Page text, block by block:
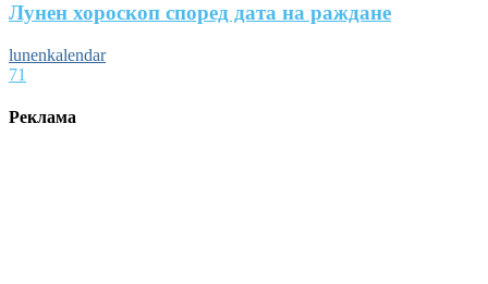
Лунен хороскоп според дата на раждане
lunenkalendar
71
Реклама